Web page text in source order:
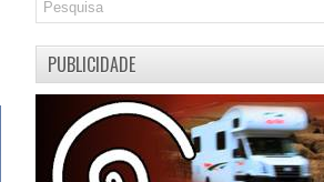
PUBLICIDADE